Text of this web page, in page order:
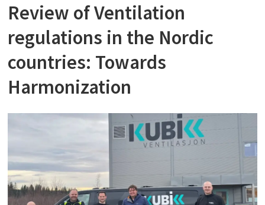
Review of Ventilation
regulations in the Nordic
countries: Towards
Harmonization